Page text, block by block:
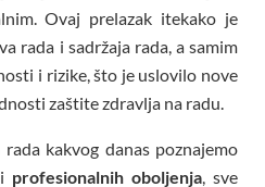
Ovaj prelazak itekako je
rada i sadržaja rada, a samim
i rizike, što je uslovilo nove
zaštite zdravlja na radu.
kakvog danas poznajemo
i profesionalnih oboljenja, sve